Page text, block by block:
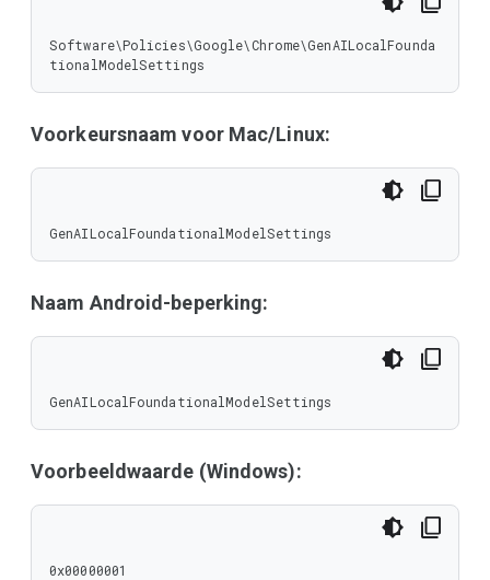
Software\Policies\Google\Chrome\GenAILocalFounda
tionalModelSettings
Voorkeursnaam voor Mac/Linux:
GenAILocalFoundationalModelSettings
Naam Android-beperking:
GenAILocalFoundationalModelSettings
Voorbeeldwaarde (Windows):
0x00000001